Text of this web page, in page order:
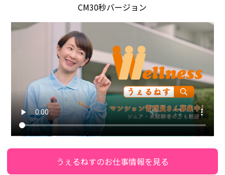
CM30秒バージョン
うぇるねすのお仕事情報を見る